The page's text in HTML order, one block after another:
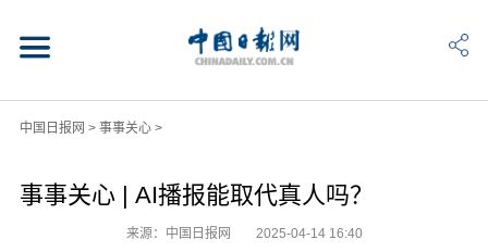
中国日报网 > 事事关心>
事事关心 | AI播报能取代真人吗？
来源：中国日报网 2025-04-14 16:40